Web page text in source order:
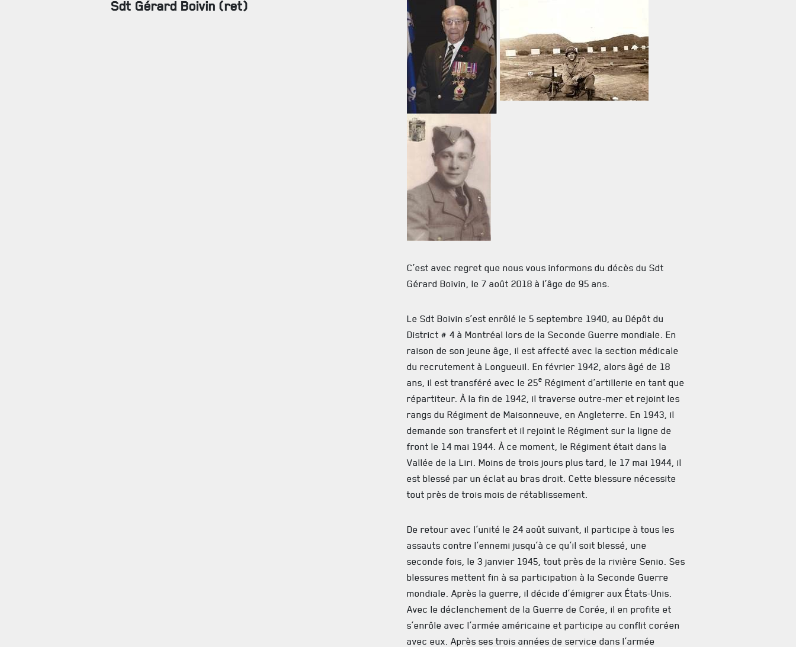
FAQ
DES RÉPONSES À VOS QUESTIONS
Sdt Gérard Boivin (ret)
C’est avec regret que nous vous informons du décès du Sdt
Gérard Boivin, le 7 août 2018 à l’âge de 95 ans.
Le Sdt Boivin s’est enrôlé le 5 septembre 1940, au Dépôt du
District # 4 à Montréal lors de la Seconde Guerre mondiale. En
raison de son jeune âge, il est affecté avec la section médicale
du recrutement à Longueuil. En février 1942, alors âgé de 18
ans, il est transféré avec le 25e Régiment d’artillerie en tant que
répartiteur. À la fin de 1942, il traverse outre-mer et rejoint les
rangs du Régiment de Maisonneuve, en Angleterre. En 1943, il
demande son transfert et il rejoint le Régiment sur la ligne de
front le 14 mai 1944. À ce moment, le Régiment était dans la
Vallée de la Liri. Moins de trois jours plus tard, le 17 mai 1944, il
est blessé par un éclat au bras droit. Cette blessure nécessite
tout près de trois mois de rétablissement.
De retour avec l’unité le 24 août suivant, il participe à tous les
assauts contre l’ennemi jusqu’à ce qu’il soit blessé, une
seconde fois, le 3 janvier 1945, tout près de la rivière Senio. Ses
blessures mettent fin à sa participation à la Seconde Guerre
mondiale. Après la guerre, il décide d’émigrer aux États-Unis.
Avec le déclenchement de la Guerre de Corée, il en profite et
s’enrôle avec l’armée américaine et participe au conflit coréen
avec eux. Après ses trois années de service dans l’armée